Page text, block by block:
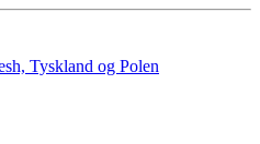
Tyskland og Polen